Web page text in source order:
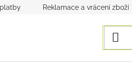
Reklamace a vrácení zboží